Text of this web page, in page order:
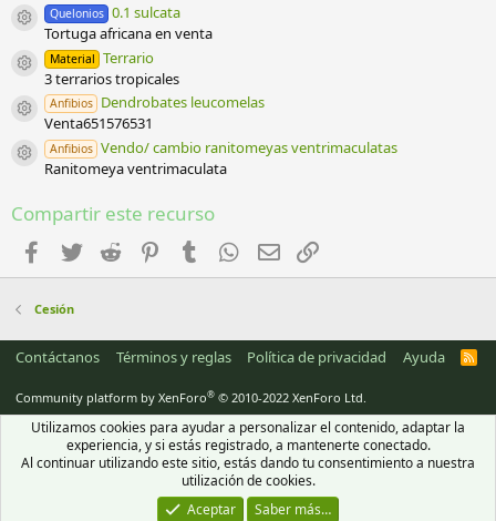
Icono del recurso
Quelonios 0.1 sulcata
Tortuga africana en venta
Icono del recurso
Material Terrario
3 terrarios tropicales
Icono del recurso
Anfibios Dendrobates leucomelas
Venta651576531
Icono del recurso
Anfibios Vendo/ cambio ranitomeyas ventrimaculatas
Ranitomeya ventrimaculata
Compartir este recurso
Facebook
Twitter Reddit PinterestTumblr WhatsApp
Email
Cesión
Contáctanos Términos y reglas Política de privacidad Ayuda
R
Community platform by XenForo® © 2010-2022 XenForo Ltd.
Utilizamos cookies para ayudar a personalizar el contenido, adaptar la
experiencia, y si estás registrado, a mantenerte conectado.
Al continuar utilizando este sitio, estás dando tu consentimiento a nuestra
utilización de cookies.
Aceptar
Saber más…